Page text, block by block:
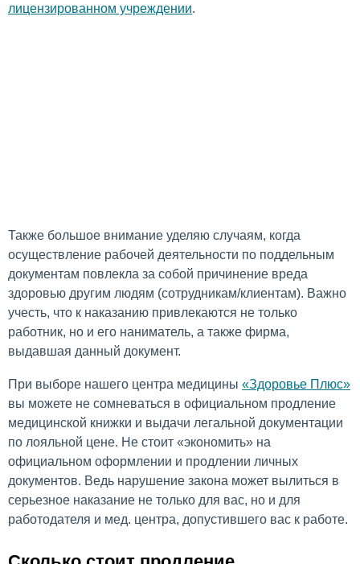
лицензированном учреждении.
Также большое внимание уделяю случаям, когда
осуществление рабочей деятельности по поддельным
документам повлекла за собой причинение вреда
здоровью другим людям (сотрудникам/клиентам). Важно
учесть, что к наказанию привлекаются не только
работник, но и его наниматель, а также фирма,
выдавшая данный документ.
При выборе нашего центра медицины «Здоровье Плюс»
вы можете не сомневаться в официальном продление
медицинской книжки и выдачи легальной документации
по лояльной цене. Не стоит «экономить» на
официальном оформлении и продлении личных
документов. Ведь нарушение закона может вылиться в
серьезное наказание не только для вас, но и для
работодателя и мед. центра, допустившего вас к работе.